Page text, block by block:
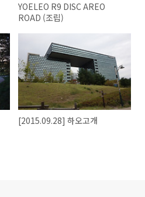
YOELEO R9 DISC AREO
ROAD (조립)
[2015.09.28] 하오고개